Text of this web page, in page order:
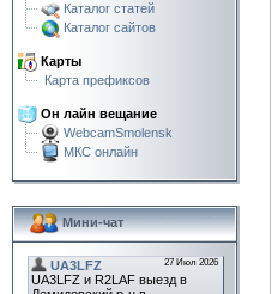
Каталог статей
Каталог сайтов
Карты
Карта префиксов
Он лайн вещание
WebcamSmolensk
МКС онлайн
Мини-чат